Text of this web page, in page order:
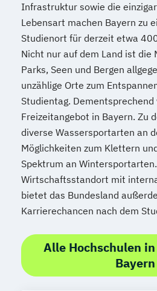
Infrastruktur sowie die
Lebensart machen Bayern zu
Studienort für derzeit etwa
Nicht nur auf dem Land ist die
Parks, Seen und Bergen
unzählige Orte zum
Studientag.
Freizeitangebot in Bayern. Zu
diverse Wassersportarten an
Möglichkeiten zum Klettern
Spektrum an
Wirtschaftsstandort mit
bietet das Bundesland
Karrierechancen nach dem
Alle Hochschulen
Bayern